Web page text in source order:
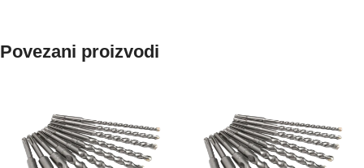
Povezani proizvodi